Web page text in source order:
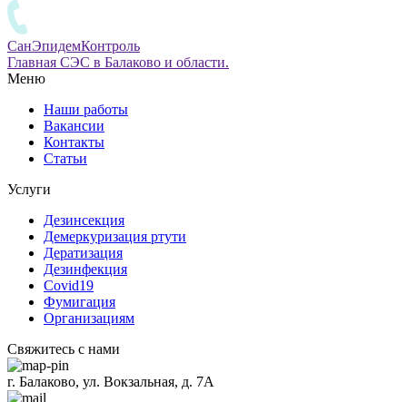
СанЭпидемКонтроль
Главная СЭС в Балаково и области.
Меню
Наши работы
Вакансии
Контакты
Статьи
Услуги
Дезинсекция
Демеркуризация ртути
Дератизация
Дезинфекция
Covid19
Фумигация
Организациям
Свяжитесь с нами
г. Балаково, ул. Вокзальная, д. 7А